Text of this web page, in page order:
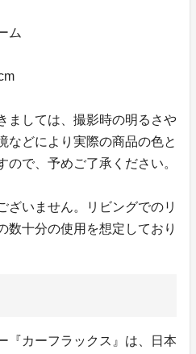
フォーム
ましては、撮影時の明るさや
などにより実際の商品の色と
ので、予めご了承ください。
いません。リビングでのリ
数十分の使用を想定しており
『カーフラックス』は、日本